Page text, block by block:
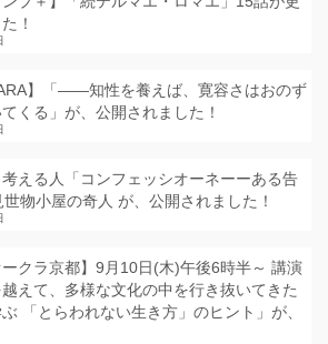
！
】「——知性を養えば、寛容さはおのず
くる」が、公開されました！
考える人「コンフェッシオーネーーある告
物小屋の奇人 が、公開されました！
ークラ京都】9月10日(木)午後6時半～ 講演
えて、多様な文化の中を行き抜いてきた
「とらわれない生き方」のヒント」が、